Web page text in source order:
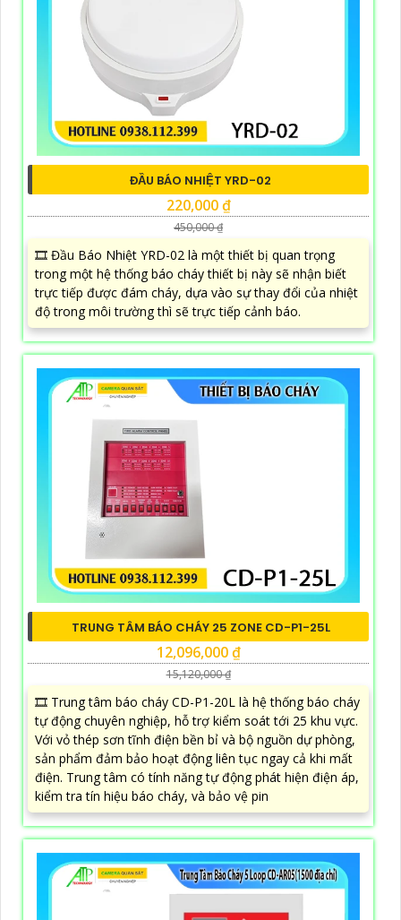
ĐẦU BÁO NHIỆT YRD-02
220,000 ₫
450,000 ₫
🎞 Đầu Báo Nhiệt YRD-02 là một thiết bị quan trọng
trong một hệ thống báo cháy thiết bị này sẽ nhận biết
trực tiếp được đám cháy, dựa vào sự thay đổi của nhiệt
độ trong môi trường thì sẽ trực tiếp cảnh báo.
TRUNG TÂM BÁO CHÁY 25 ZONE CD-P1-25L
12,096,000 ₫
15,120,000 ₫
🎞 Trung tâm báo cháy CD-P1-20L là hệ thống báo cháy
tự động chuyên nghiệp, hỗ trợ kiểm soát tới 25 khu vực.
Với vỏ thép sơn tĩnh điện bền bỉ và bộ nguồn dự phòng,
sản phẩm đảm bảo hoạt động liên tục ngay cả khi mất
điện. Trung tâm có tính năng tự động phát hiện điện áp,
kiểm tra tín hiệu báo cháy, và bảo vệ pin